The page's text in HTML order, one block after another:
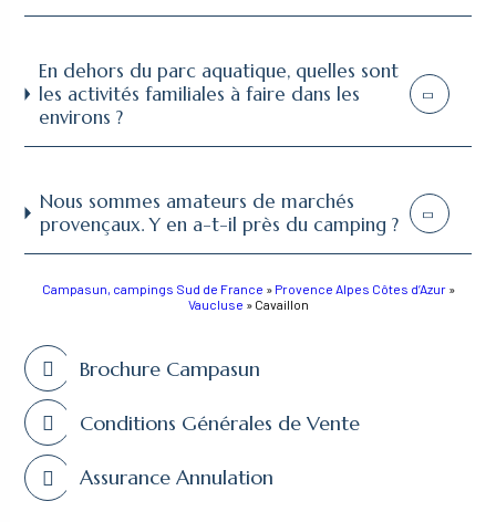
En dehors du parc aquatique, quelles sont
les activités familiales à faire dans les
environs ?
Nous sommes amateurs de marchés
provençaux. Y en a-t-il près du camping ?
Campasun, campings Sud de France » Provence Alpes Côtes d’Azur»
Vaucluse » Cavaillon
Brochure Campasun
Conditions Générales de Vente
Assurance Annulation